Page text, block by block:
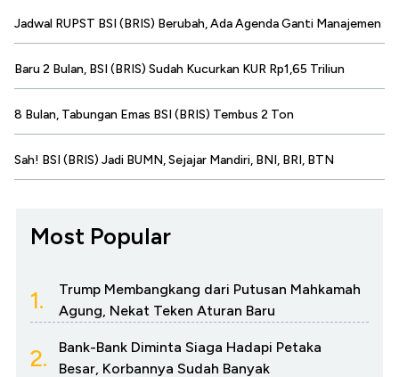
Jadwal RUPST BSI (BRIS) Berubah, Ada Agenda Ganti Manajemen
Baru 2 Bulan, BSI (BRIS) Sudah Kucurkan KUR Rp1,65 Triliun
8 Bulan, Tabungan Emas BSI (BRIS) Tembus 2 Ton
Sah! BSI (BRIS) Jadi BUMN, Sejajar Mandiri, BNI, BRI, BTN
Most Popular
1.
Trump Membangkang dari Putusan Mahkamah
Agung, Nekat Teken Aturan Baru
2.
Bank-Bank Diminta Siaga Hadapi Petaka
Besar, Korbannya Sudah Banyak